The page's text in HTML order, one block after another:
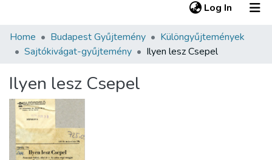
Log In (current)
Communities & Collections
Statistics
About us
Home Budapest Gyűjtemény
Különgyűjtemények
Sajtókivágat-gyűjtemény
Ilyen lesz Csepel
Ilyen lesz Csepel